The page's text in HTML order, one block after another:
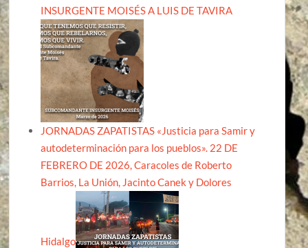
INSURGENTE MOISÉS A LUIS DE TAVIRA
JORNADAS ZAPATISTAS «Justicia para Samir y
autodeterminación para los pueblos». 22 DE
FEBRERO DE 2026, Caracoles de Roberto
Barrios, La Unión, Jacinto Canek y Dolores
Hidalgo